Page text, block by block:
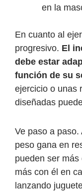
en la
En cuanto al
progresivo. El
debe estar
función de su
ejercicio o unas
diseñadas
Ve paso a
peso gana en
pueden ser
más con él en
lanzando